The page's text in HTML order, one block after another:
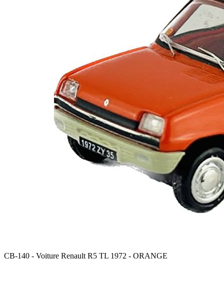
CB-140 - Voiture Renault R5 TL 1972 - ORANGE